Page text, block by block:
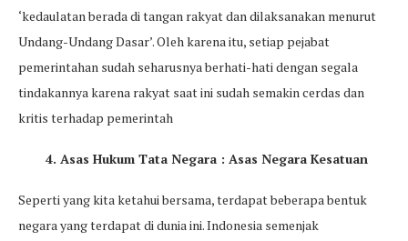
‘kedaulatan berada di tangan rakyat dan dilaksanakan menurut
Undang-Undang Dasar’. Oleh karena itu, setiap pejabat
pemerintahan sudah seharusnya berhati-hati dengan segala
tindakannya karena rakyat saat ini sudah semakin cerdas dan
kritis terhadap pemerintah
4. Asas Hukum Tata Negara : Asas Negara Kesatuan
Seperti yang kita ketahui bersama, terdapat beberapa bentuk
negara yang terdapat di dunia ini. Indonesia semenjak